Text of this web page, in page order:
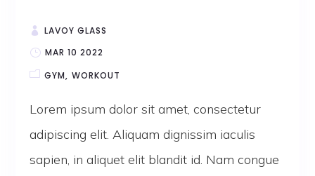
LAVOY GLASS
MAR 10 2022
GYM WORKOUT
Lorem ipsum dolor sit amet, consectetur
adipiscing elit. Aliquam dignissim iaculis
sapien, in aliquet elit blandit id. Nam congue